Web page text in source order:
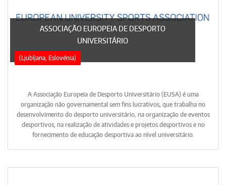
ASSOCIAÇÃO EUROPEIA DE DESPORTO
UNIVERSITÁRIO
(Ljubljana, Eslovénia)
A Associação Europeia de Desporto Universitário (EUSA) é uma
organização não governamental sem fins lucrativos, que trabalha no
desenvolvimento do desporto universitário, na organização de eventos
desportivos, na realização de atividades e projetos desportivos e no
fornecimento de educação desportiva ao nível universitário.